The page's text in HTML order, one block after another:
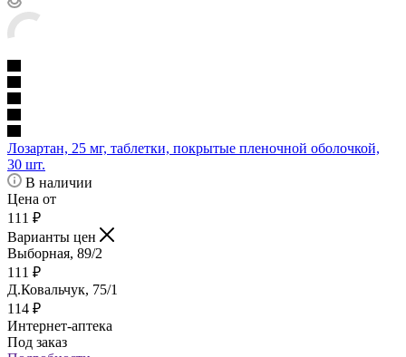
Лозартан, 25 мг, таблетки, покрытые пленочной оболочкой,
30 шт.
В наличии
Цена от
111 ₽
Варианты цен
Выборная, 89/2
111 ₽
Д.Ковальчук, 75/1
114 ₽
Интернет-аптека
Под заказ